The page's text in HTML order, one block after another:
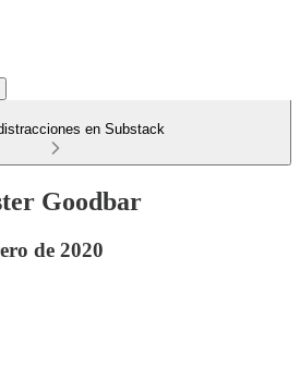
en Substack
Goodbar
de 2020